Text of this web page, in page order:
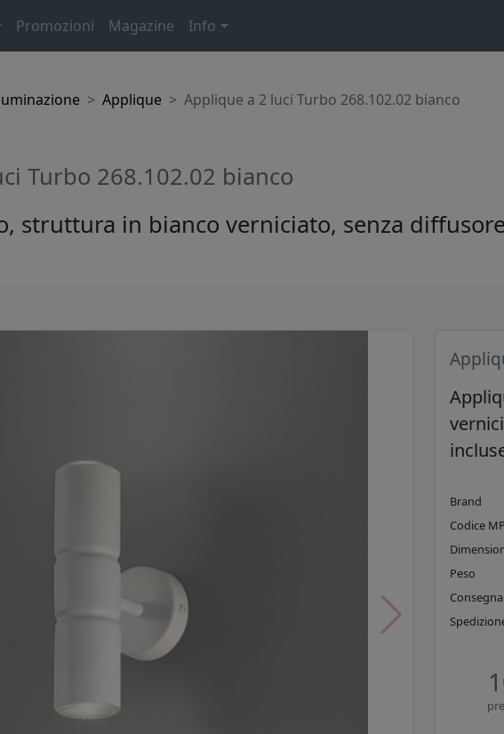
Promozioni Magazine Info
Applique Applique a 2 luci Turbo 268.102.02 bianco
Turbo 268.102.02 bianco
struttura in bianco verniciato, senza
Brand
Codice
Peso
Consegna